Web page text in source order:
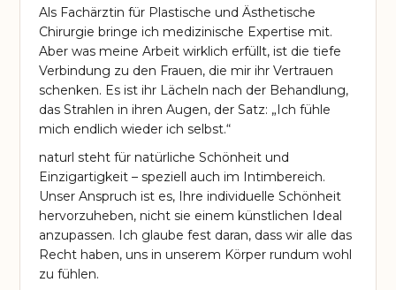
Als Fachärztin für Plastische und Ästhetische
Chirurgie bringe ich medizinische Expertise mit.
Aber was meine Arbeit wirklich erfüllt, ist die tiefe
Verbindung zu den Frauen, die mir ihr Vertrauen
schenken. Es ist ihr Lächeln nach der Behandlung,
das Strahlen in ihren Augen, der Satz: „Ich fühle
mich endlich wieder ich selbst.“
naturl steht für natürliche Schönheit und
Einzigartigkeit – speziell auch im Intimbereich.
Unser Anspruch ist es, Ihre individuelle Schönheit
hervorzuheben, nicht sie einem künstlichen Ideal
anzupassen. Ich glaube fest daran, dass wir alle das
Recht haben, uns in unserem Körper rundum wohl
zu fühlen.